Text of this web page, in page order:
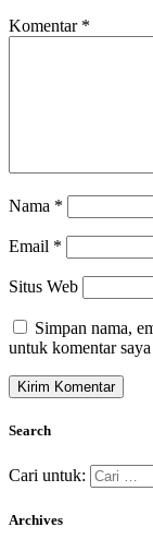
Komentar *
Nama *
Email *
Situs Web
Simpan nama,
untuk komentar
Search
Cari untuk:
Archives